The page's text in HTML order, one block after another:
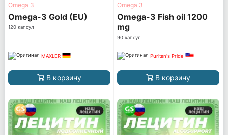
Omega 3
Omega-3 Gold (EU)
120 капсул
MAXLER
В корзину
Omega 3
Omega-3 Fish oil 1200
mg
90 капсул
Puritan's Pride
В корзину